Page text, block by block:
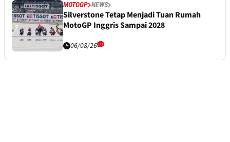
MOTOGP NEWS
Silverstone Tetap Menjadi Tuan Rumah
MotoGP Inggris Sampai 2028
06/08/26